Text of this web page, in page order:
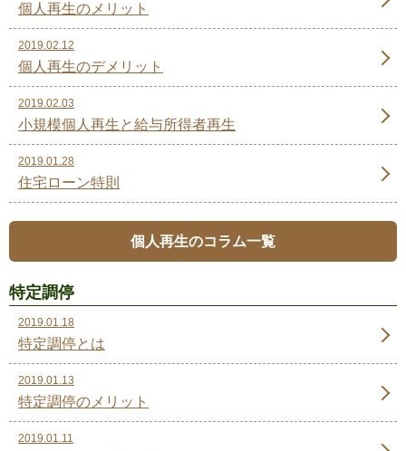
個人再生のメリット
2019.02.12
個人再生のデメリット
2019.02.03
小規模個人再生と給与所得者再生
2019.01.28
住宅ローン特則
個人再生のコラム一覧
特定調停
2019.01.18
特定調停とは
2019.01.13
特定調停のメリット
2019.01.11